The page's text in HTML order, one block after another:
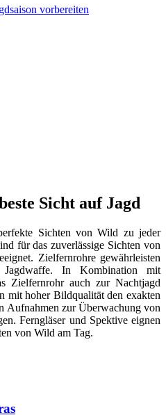
vorbereiten
Sicht auf Jagd
Sichten von Wild zu jeder
für das zuverlässige Sichten von
Zielfernrohre gewährleisten
In Kombination mit
Zielfernrohr auch zur Nachtjagd
mit hoher Bildqualität den exakten
Aufnahmen zur Überwachung von
Ferngläser und Spektive eignen
von Wild am Tag.